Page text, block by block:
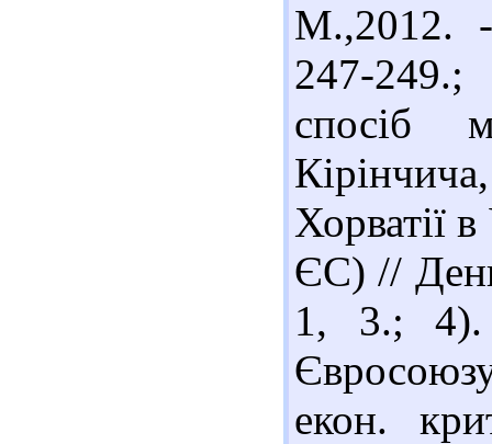
М.,2012.
247-
спосіб
Хорватії
ЄС) //
1, 3.; 4).
екон.